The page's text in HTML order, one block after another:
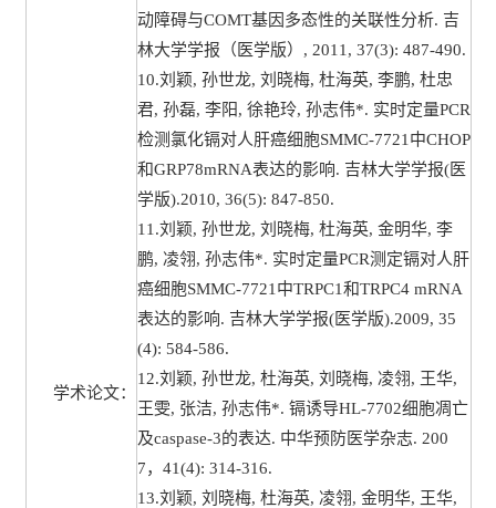
学术论文：
动障碍与COMT基因多态性的关联性分析. 吉
林大学学报（医学版）, 2011, 37(3): 487-490.
10.刘颖, 孙世龙, 刘晓梅, 杜海英, 李鹏, 杜忠
君, 孙磊, 李阳, 徐艳玲, 孙志伟*. 实时定量PCR
检测氯化镉对人肝癌细胞SMMC-7721中CHOP
和GRP78mRNA表达的影响. 吉林大学学报(医
学版).2010, 36(5): 847-850.
11.刘颖, 孙世龙, 刘晓梅, 杜海英, 金明华, 李
鹏, 凌翎, 孙志伟*. 实时定量PCR测定镉对人肝
癌细胞SMMC-7721中TRPC1和TRPC4 mRNA
表达的影响. 吉林大学学报(医学版).2009, 35
(4): 584-586.
12.刘颖, 孙世龙, 杜海英, 刘晓梅, 凌翎, 王华,
王雯, 张洁, 孙志伟*. 镉诱导HL-7702细胞凋亡
及caspase-3的表达. 中华预防医学杂志. 200
7，41(4): 314-316.
13.刘颖, 刘晓梅, 杜海英, 凌翎, 金明华, 王华,